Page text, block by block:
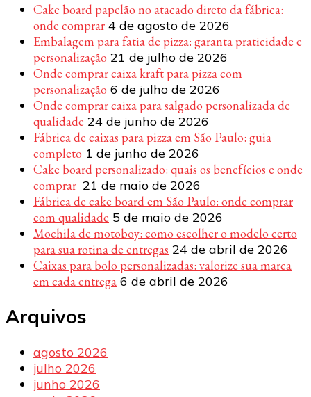
Cake board papelão no atacado direto da fábrica:
onde comprar 4 de agosto de 2026
Embalagem para fatia de pizza: garanta praticidade e
personalização 21 de julho de 2026
Onde comprar caixa kraft para pizza com
personalização 6 de julho de 2026
Onde comprar caixa para salgado personalizada de
qualidade 24 de junho de 2026
Fábrica de caixas para pizza em São Paulo: guia
completo 1 de junho de 2026
Cake board personalizado: quais os benefícios e onde
comprar 21 de maio de 2026
Fábrica de cake board em São Paulo: onde comprar
com qualidade 5 de maio de 2026
Mochila de motoboy: como escolher o modelo certo
para sua rotina de entregas 24 de abril de 2026
Caixas para bolo personalizadas: valorize sua marca
em cada entrega 6 de abril de 2026
Arquivos
agosto 2026
julho 2026
junho 2026